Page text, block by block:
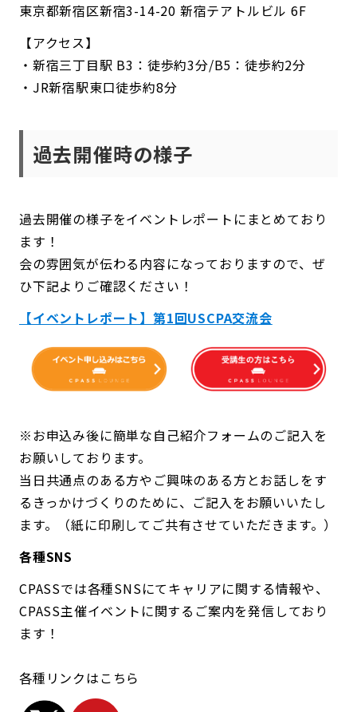
東京都新宿区新宿3-14-20 新宿テアトルビル 6F
【アクセス】
・新宿三丁目駅 B3：徒歩約3分/B5：徒歩約2分
・JR新宿駅東口徒歩約8分
過去開催時の様子
過去開催の様子をイベントレポートにまとめており
ます！
会の雰囲気が伝わる内容になっておりますので、ぜ
ひ下記よりご確認ください！
【イベントレポート】第1回USCPA交流会
※お申込み後に簡単な自己紹介フォームのご記入を
お願いしております。
当日共通点のある方やご興味のある方とお話しをす
るきっかけづくりのために、ご記入をお願いいたし
ます。（紙に印刷してご共有させていただきます。）
各種SNS
CPASSでは各種SNSにてキャリアに関する情報や、
CPASS主催イベントに関するご案内を発信しており
ます！
各種リンクはこちら